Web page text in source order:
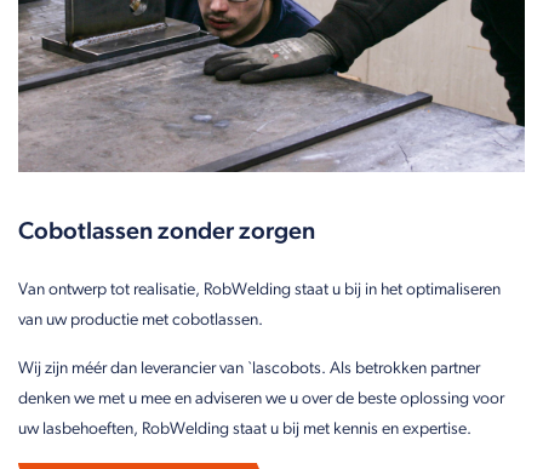
Cobotlassen zonder zorgen
Van ontwerp tot realisatie, RobWelding staat u bij in het optimaliseren
van uw productie met cobotlassen.
Wij zijn méér dan leverancier van `lascobots. Als betrokken partner
denken we met u mee en adviseren we u over de beste oplossing voor
uw lasbehoeften, RobWelding staat u bij met kennis en expertise.